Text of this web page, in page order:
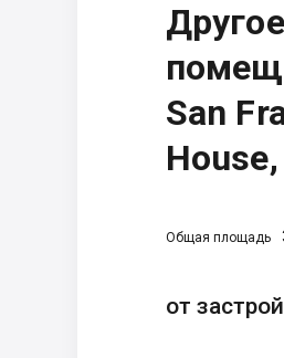
San
Общая площадь
от